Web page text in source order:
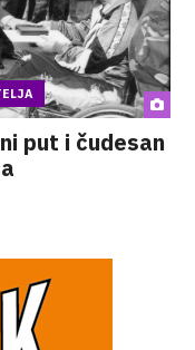
put i čudesan